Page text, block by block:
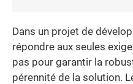
Dans un projet de
répondre aux seules
pas pour garantir la
pérennité de la solution.